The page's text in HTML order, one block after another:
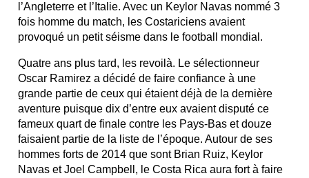
l’Angleterre et l’Italie. Avec un Keylor Navas nommé 3
fois homme du match, les Costariciens avaient
provoqué un petit séisme dans le football mondial.
Quatre ans plus tard, les revoilà. Le sélectionneur
Oscar Ramirez a décidé de faire confiance à une
grande partie de ceux qui étaient déjà de la dernière
aventure puisque dix d’entre eux avaient disputé ce
fameux quart de finale contre les Pays-Bas et douze
faisaient partie de la liste de l’époque. Autour de ses
hommes forts de 2014 que sont Brian Ruiz, Keylor
Navas et Joel Campbell, le Costa Rica aura fort à faire